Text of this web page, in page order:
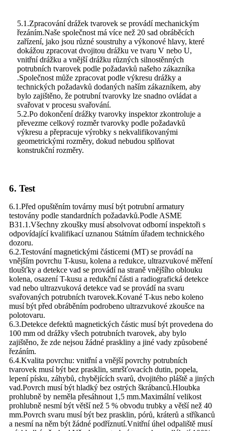
5.1.Zpracování drážek tvarovek se provádí mechanickým
řezáním.Naše společnost má více než 20 sad obráběcích
zařízení, jako jsou různé soustruhy a výkonové hlavy, které
dokážou zpracovat dvojitou drážku ve tvaru V nebo U,
vnitřní drážku a vnější drážku různých silnostěnných
potrubních tvarovek podle požadavků našeho zákazníka
.Společnost může zpracovat podle výkresu drážky a
technických požadavků dodaných naším zákazníkem, aby
bylo zajištěno, že potrubní tvarovky lze snadno ovládat a
svařovat v procesu svařování.
5.2.Po dokončení drážky tvarovky inspektor zkontroluje a
převezme celkový rozměr tvarovky podle požadavků
výkresu a přepracuje výrobky s nekvalifikovanými
geometrickými rozměry, dokud nebudou splňovat
konstrukční rozměry.
6. Test
6.1.Před opuštěním továrny musí být potrubní armatury
testovány podle standardních požadavků.Podle ASME
B31.1.Všechny zkoušky musí absolvovat odborní inspektoři s
odpovídající kvalifikací uznanou Státním úřadem technického
dozoru.
6.2.Testování magnetickými částicemi (MT) se provádí na
vnějším povrchu T-kusu, kolena a redukce, ultrazvukové měření
tloušťky a detekce vad se provádí na straně vnějšího oblouku
kolena, osazení T-kusu a redukční části a radiografická detekce
vad nebo ultrazvuková detekce vad se provádí na svaru
svařovaných potrubních tvarovek.Kované T-kus nebo koleno
musí být před obráběním podrobeno ultrazvukové zkoušce na
polotovaru.
6.3.Detekce defektů magnetických částic musí být provedena do
100 mm od drážky všech potrubních tvarovek, aby bylo
zajištěno, že zde nejsou žádné praskliny a jiné vady způsobené
řezáním.
6.4.Kvalita povrchu: vnitřní a vnější povrchy potrubních
tvarovek musí být bez prasklin, smršťovacích dutin, popela,
lepení písku, záhybů, chybějících svarů, dvojitého pláště a jiných
vad.Povrch musí být hladký bez ostrých škrábanců.Hloubka
prohlubně by neměla přesáhnout 1,5 mm.Maximální velikost
prohlubně nesmí být větší než 5 % obvodu trubky a větší než 40
mm.Povrch svaru musí být bez prasklin, pórů, kráterů a stříkanců
a nesmí na něm být žádné podříznutí.Vnitřní úhel odpaliště musí